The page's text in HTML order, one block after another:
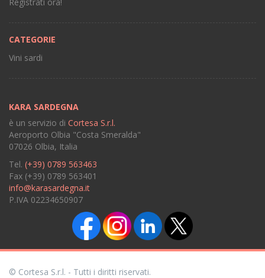
CATEGORIE
Vini sardi
KARA SARDEGNA
è un servizio di Cortesa S.r.l.
Aeroporto Olbia "Costa Smeralda"
07026 Olbia, Italia
Tel. (+39) 0789 563463
Fax (+39) 0789 563401
info@karasardegna.it
P.IVA 02234650907
© Cortesa S.r.l. - Tutti i diritti riservati.